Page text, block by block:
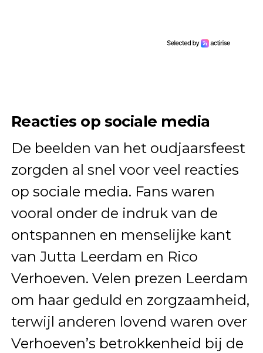
Reacties op sociale media
De beelden van het oudjaarsfeest
zorgden al snel voor veel reacties
op sociale media. Fans waren
vooral onder de indruk van de
ontspannen en menselijke kant
van Jutta Leerdam en Rico
Verhoeven. Velen prezen Leerdam
om haar geduld en zorgzaamheid,
terwijl anderen lovend waren over
Verhoeven’s betrokkenheid bij de